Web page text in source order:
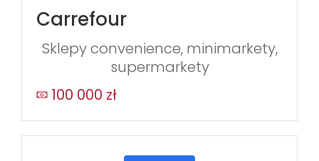
Carrefour
Sklepy convenience, minimarkety,
supermarkety
100 000 zł